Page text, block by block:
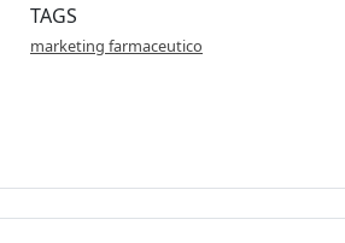
TAGS
marketing farmaceutico